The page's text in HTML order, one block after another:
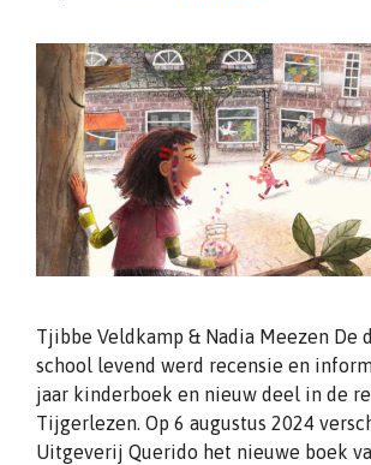
Tjibbe Veldkamp & Nadia Meezen De
school levend werd recensie en
jaar kinderboek en nieuw deel in de
Tijgerlezen. Op 6 augustus 2024
Uitgeverij Querido het nieuwe boek